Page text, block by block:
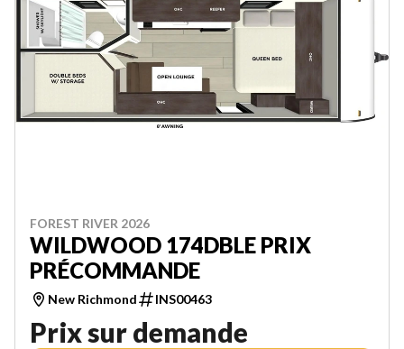
FOREST RIVER 2026
WILDWOOD 174DBLE PRIX
PRÉCOMMANDE
New Richmond INS00463
Prix sur demande